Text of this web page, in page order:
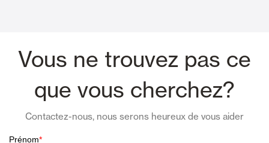
Vous ne trouvez pas ce
que vous cherchez?
Contactez-nous, nous serons heureux de vous aider